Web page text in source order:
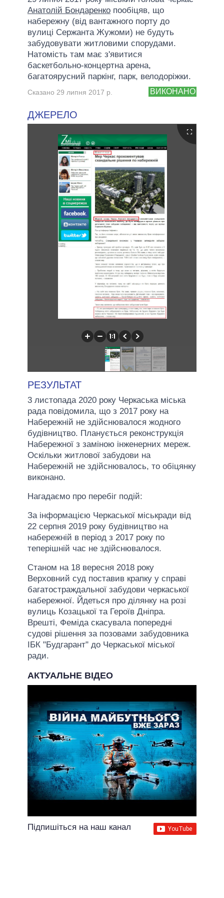
Анатолій Бондаренко пообіцяв, що
набережну (від вантажного порту до
вулиці Сержанта Жужоми) не будуть
забудовувати житловими спорудами.
Натомість там має з'явитися
баскетбольно-концертна арена,
багатоярусний паркінг, парк, велодоріжки.
ВИКОНАНО
Сказано 29 липня 2017 р.
ДЖЕРЕЛО
РЕЗУЛЬТАТ
3 листопада 2020 року Черкаська міська
рада повідомила, що з 2017 року на
Набережній не здійснювалося жодного
будівництво. Планується реконструкція
Набережної з заміною інженерних мереж.
Оскільки житлової забудови на
Набережній не здійснювалось, то обіцянку
виконано.
Нагадаємо про перебіг подій:
За інформацією Черкаської міськради від
22 серпня 2019 року будівництво на
набережній в період з 2017 року по
теперішній час не здійснювалося.
Станом на 18 вересня 2018 року
Верховний суд поставив крапку у справі
багатостраждальної забудови черкаської
набережної. Йдеться про ділянку на розі
вулиць Козацької та Героїв Дніпра.
Врешті, Феміда скасувала попередні
судові рішення за позовами забудовника
ІБК "Будгарант" до Черкаської міської
ради.
АКТУАЛЬНЕ ВІДЕО
Підпишіться на наш канал